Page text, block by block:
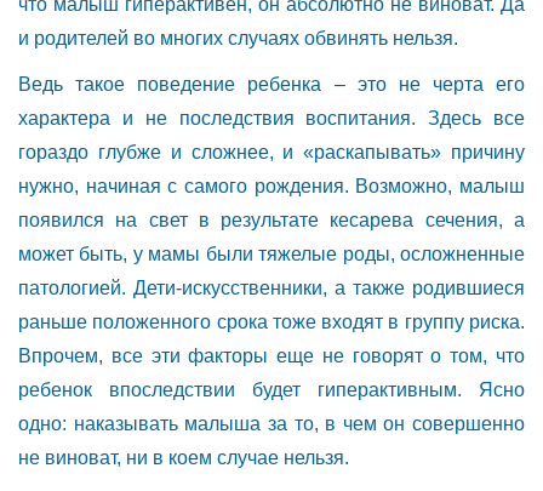
и родителей во многих случаях обвинять нельзя.
Ведь такое поведение ребенка – это не черта его
характера и не последствия воспитания. Здесь все
гораздо глубже и сложнее, и «раскапывать» причину
нужно, начиная с самого рождения. Возможно, малыш
появился на свет в результате кесарева сечения, а
может быть, у мамы были тяжелые роды, осложненные
патологией. Дети-искусственники, а также родившиеся
раньше положенного срока тоже входят в группу риска.
Впрочем, все эти факторы еще не говорят о том, что
ребенок впоследствии будет гиперактивным. Ясно
одно: наказывать малыша за то, в чем он совершенно
не виноват, ни в коем случае нельзя.